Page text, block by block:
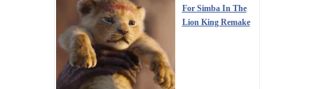
For Simba In The
Lion King Remake